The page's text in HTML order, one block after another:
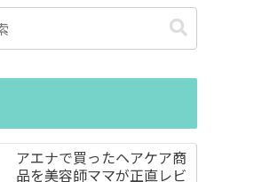
アエナで買ったヘアケア商
品を美容師ママが正直レビ